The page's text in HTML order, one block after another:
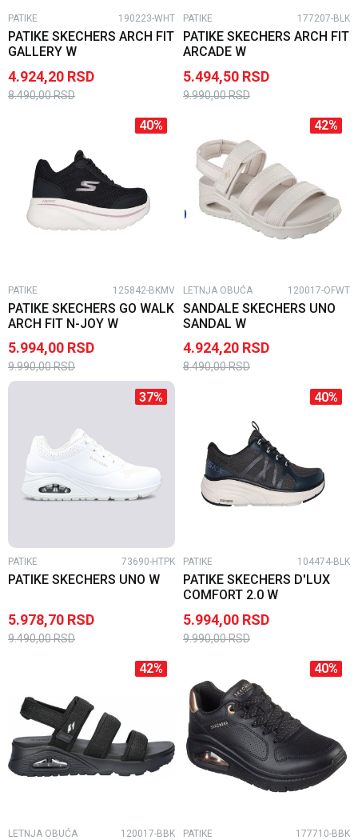
PATIKE 190223-WHT
PATIKE SKECHERS ARCH FIT
GALLERY W
4.924,20 RSD
8.490,00RSD
PATIKE 177207-BLK
PATIKE SKECHERS ARCH FIT
ARCADE W
5.494,50 RSD
9.990,00RSD
40%
PATIKE 125842-BKMV
PATIKE SKECHERS GO WALK
ARCH FIT N-JOY W
5.994,00 RSD
9.990,00RSD
42%
LETNJA OBUĆA 120017-OFWT
SANDALE SKECHERS UNO
SANDAL W
4.924,20 RSD
8.490,00RSD
37%
PATIKE 73690-HTPK
PATIKE SKECHERS UNO W
5.978,70 RSD
9.490,00RSD
40%
PATIKE 104474-BLK
PATIKE SKECHERS D'LUX
COMFORT 2.0 W
5.994,00 RSD
9.990,00RSD
42%
LETNJA OBUĆA 120017-BBK
40%
PATIKE 177710-BBK